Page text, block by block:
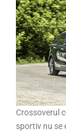
Crossoverul
sportiv nu se